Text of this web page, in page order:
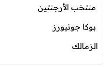
منتخب الأرجنتين
بوكا جونيورز
الزمالك